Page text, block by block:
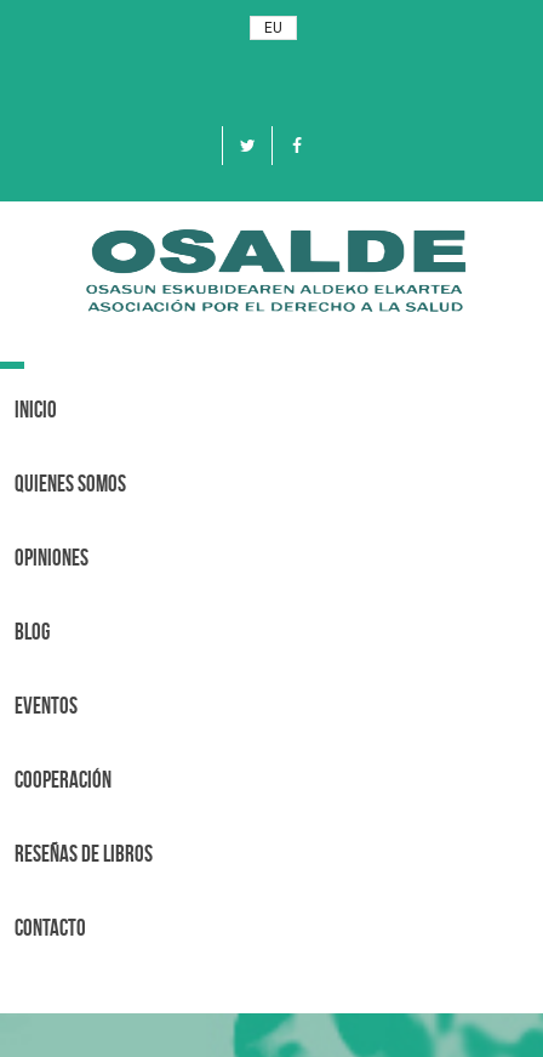
EU
Toggle
Inicio
Quienes Somos
OPINIONES
BLOG
Eventos
Cooperación
Reseñas de libros
Contacto